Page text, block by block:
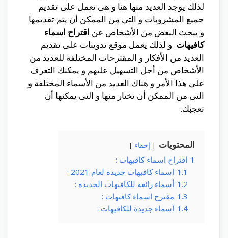
لذلك يوجد العديد منها هنا و هى تعمل على تقديم
جميع المشروبات و التى من الممكن أن يتم تقديمها
و يبحث البعض من الأشخاص عن اقتراح اسماء
كافيهات و لذلك يعمل موقع تدوينات على تقديم
العديد من الأفكار و المقترحات المختلفة للعديد من
الأشخاص من أجل التسهيل عليهم و يمكنك التعرف
على هذا الأمر و هناك العديد من الأسماء المختلفة و
التى من الممكن أن تختار منها و التى يمكنها أن
تعجبك.
المحتويات إخفاء
1 اقتراح اسماء كافيهات :
1.1 اسماء كافيهات جديدة لعام 2021 :
1.2 أسماء رائعة للكافيهات الجديدة :
1.3 مقترح اسماء كافيهات :
1.4 أسماء جديدة للكافيهات :